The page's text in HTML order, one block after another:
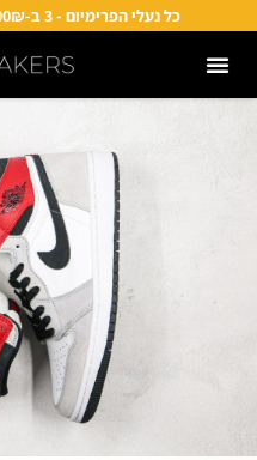
כל נעלי הפרימיום - 3 ב-2000₪ · נייק ואדידס - 3 ב-1200₪